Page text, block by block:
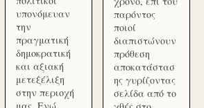
υπονόμευαν
την
πραγματική
δημοκρατική
και αξιακή
μετεξέλιξη
στην περιοχή
παρόντος
ποιοί
διαπιστώνουν
πρόθεση
αποκατάστασ
ης γυρίζοντας
σελίδα από το